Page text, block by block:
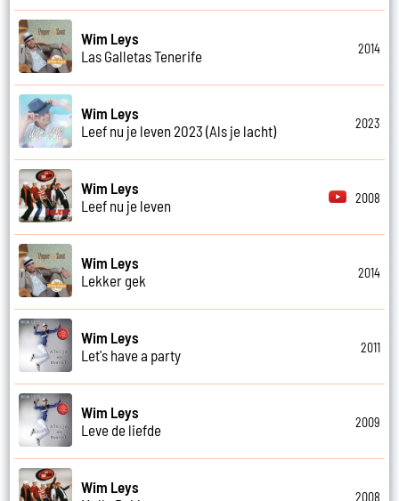
Wim Leys
Las Galletas Tenerife
2014
Wim Leys
Leef nu je leven 2023 (Als je lacht)
2023
Wim Leys
Leef nu je leven
2008
Wim Leys
Lekker gek
2014
Wim Leys
Let's have a party
2011
Wim Leys
Leve de liefde
2009
Wim Leys
2008